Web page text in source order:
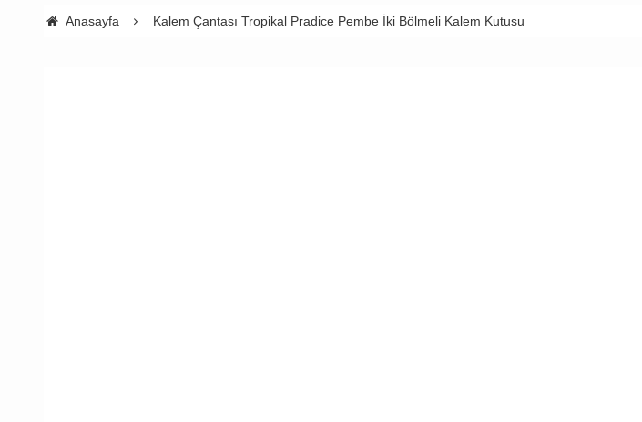
Anasayfa Kalem Çantası Tropikal Pradice Pembe İki Bölmeli Kalem Kutusu